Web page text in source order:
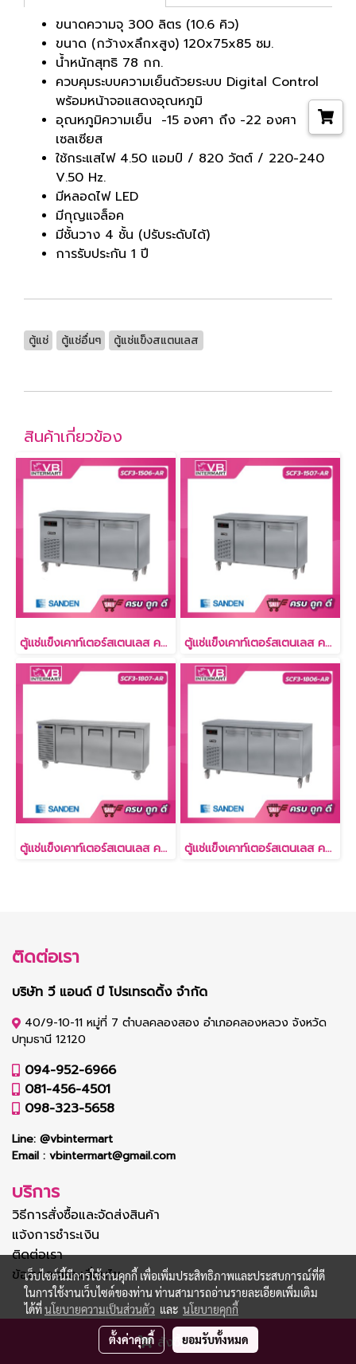
สั่งซื้อสินค้า
ขนาดความจุ 300 ลิตร (10.6 คิว)
ขนาด (กว้างxลึกxสูง) 120x75x85 ซม.
น้ำหนักสุทธิ 78 กก.
ควบคุมระบบความเย็นด้วยระบบ Digital Control
พร้อมหน้าจอแสดงอุณหภูมิ
อุณหภูมิความเย็น -15 องศา ถึง -22 องศา
เซลเซียส
ใช้กระแสไฟ 4.50 แอมป์ / 820 วัตต์ / 220-240
V.50 Hz.
มีหลอดไฟ LED
มีกุญแจล็อค
มีชั้นวาง 4 ชั้น (ปรับระดับได้)
การรับประกัน 1 ปี
ตู้แช่ ตู้แช่อื่นๆ ตู้แช่แข็งสแตนเลส
สินค้าเกี่ยวข้อง
ตู้แช่แข็งเคาท์เตอร์สเตนเลส ความลึก 60 ซม. เกรด304 11.5 คิว [SCF3-1506-AR] ตู้แช่แข็งเคาท์เตอร์สเตนเลส ความลึก 75 ซม. เกรด304 11.5 คิว [SCF3-1507-AR]
ตู้แช่แข็งเคาท์เตอร์สเตนเลส ความลึก 75 ซม. เกรด304 14.9 คิว [SCF3-1807-AR] ตู้แช่แข็งเคาท์เตอร์สเตนเลส ความลึก 60 ซม. เกรด304 11.3 คิว [SCF3-1806-AR]
ติดต่อเรา
บริษัท วี แอนด์ บี โปรเทรดดิ้ง จำกัด
40/9-10-11 หมู่ที่ 7 ตำบลคลองสอง อำเภอคลองหลวง จังหวัด
ปทุมธานี 12120
094-952-6966
081-456-4501
098-323-5658
Line: @vbintermart
Email : vbintermart@gmail.com
บริการ
วิธีการสั่งซื้อและจัดส่งสินค้า
แจ้งการชำระเงิน
ติดต่อเรา
ข้อตกลงและเงื่อนไข
© Copyright vbintermart.com 2022 All Rights Reserved.
เว็บไซต์นี้มีการใช้งานคุกกี้ เพื่อเพิ่มประสิทธิภาพและประสบการณ์ที่ดี
ในการใช้งานเว็บไซต์ของท่าน ท่านสามารถอ่านรายละเอียดเพิ่มเติม
ได้ที่นโยบายความเป็นส่วนตัว และ นโยบายคุกกี้
ตั้งค่าคุกกี้ ยอมรับทั้งหมด